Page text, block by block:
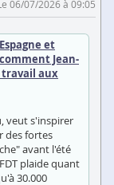
06/07/2026 à 09:05
et
Jean-
travail aux
veut s'inspirer
des fortes
avant l'été
plaide quant
30.000